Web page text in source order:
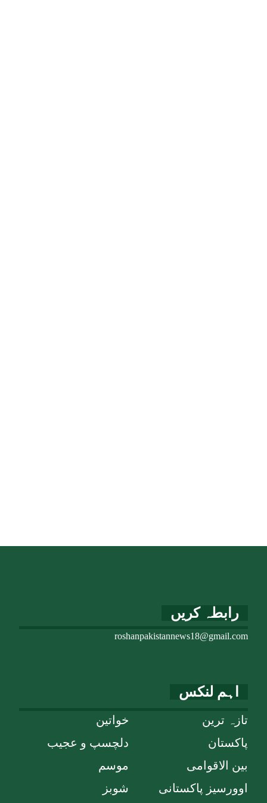
اہم لنکس
خواتین
دلچسپ و عجیب
موسم
شوبز
تازہ ترین
پاکستان
بین الاقوامی
اوورسیز پاکستانی
رابطہ کریں
roshanpakistannews18@gmail.com